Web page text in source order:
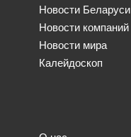
Новости Беларуси
Новости компаний
Новости мира
Калейдоскоп